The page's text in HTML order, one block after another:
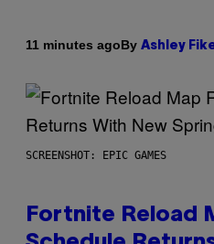
11 minutes agoBy Ashley
SCREENSHOT: EPIC GAMES
Fortnite Reload